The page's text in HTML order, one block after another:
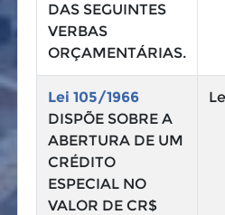
DAS SEGUINTES
VERBAS
ORÇAMENTÁRIAS.
Lei 105/1966
DISPÕE SOBRE A
ABERTURA DE UM
CRÉDITO
ESPECIAL NO
VALOR DE CR$